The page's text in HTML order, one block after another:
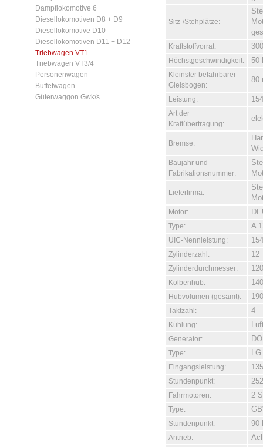
Dampflokomotive 6
Diesellokomotiven D8 + D9
Diesellokomotive D10
Diesellokomotiven D11 + D12
Triebwagen VT1
Triebwagen VT3/4
Personenwagen
Buffetwagen
Güterwaggon Gwk/s
Sitz-/Stehplätze:
Kraftstoffvorrat:
Höchstgeschwindigkeit:
50
Kleinster befahrbarer
Gleisbogen:
80
Leistung:
Art der
Kraftübertragung:
Bremse:
Baujahr und
Fabrikationsnummer:
Lieferfirma:
Motor:
Type:
A
UIC-Nennleistung:
Zylinderzahl:
12
Zylinderdurchmesser:
Kolbenhub:
Hubvolumen (gesamt):
Taktzahl:
4
Kühlung:
Generator:
Type:
Eingangsleistung:
Stundenpunkt:
Fahrmotoren:
2
Type:
Stundenpunkt:
90
Antrieb: